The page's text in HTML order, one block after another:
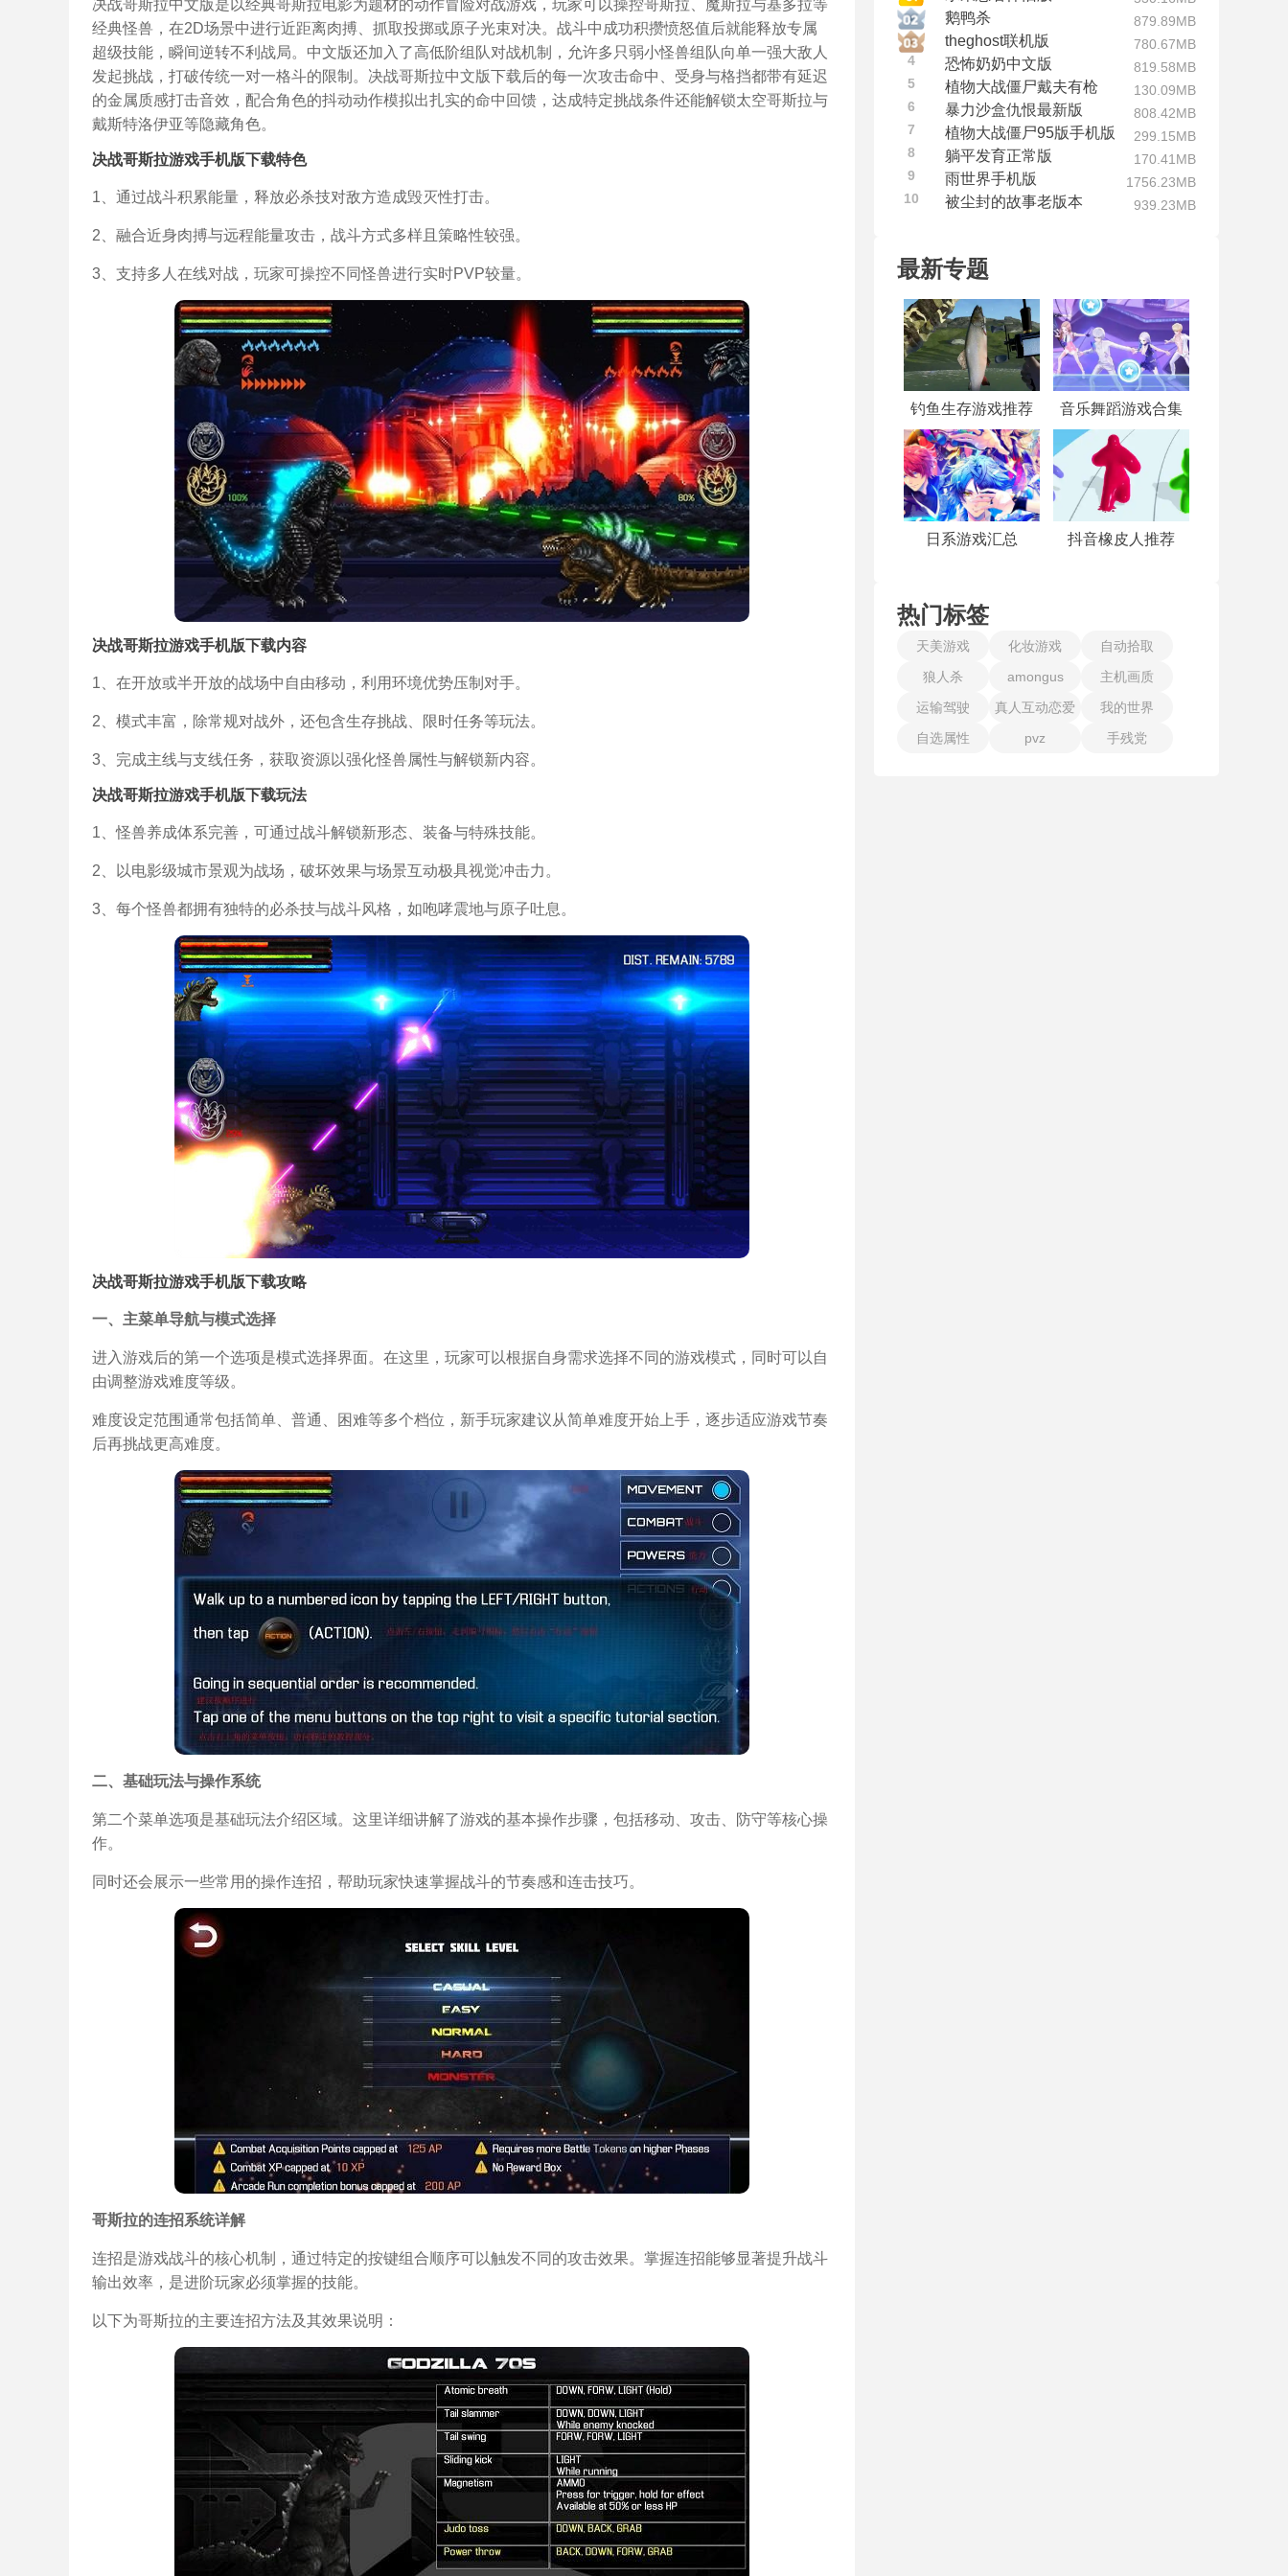
决战哥斯拉中文版是以经典哥斯拉电影为题材的动作冒险对战游戏，玩家可以操控哥斯拉、魔斯拉与基多拉等
经典怪兽，在2D场景中进行近距离肉搏、抓取投掷或原子光束对决。战斗中成功积攒愤怒值后就能释放专属
超级技能，瞬间逆转不利战局。中文版还加入了高低阶组队对战机制，允许多只弱小怪兽组队向单一强大敌人
发起挑战，打破传统一对一格斗的限制。决战哥斯拉中文版下载后的每一次攻击命中、受身与格挡都带有延迟
的金属质感打击音效，配合角色的抖动动作模拟出扎实的命中回馈，达成特定挑战条件还能解锁太空哥斯拉与
戴斯特洛伊亚等隐藏角色。
决战哥斯拉游戏手机版下载特色
1、通过战斗积累能量，释放必杀技对敌方造成毁灭性打击。
2、融合近身肉搏与远程能量攻击，战斗方式多样且策略性较强。
3、支持多人在线对战，玩家可操控不同怪兽进行实时PVP较量。
决战哥斯拉游戏手机版下载内容
1、在开放或半开放的战场中自由移动，利用环境优势压制对手。
2、模式丰富，除常规对战外，还包含生存挑战、限时任务等玩法。
3、完成主线与支线任务，获取资源以强化怪兽属性与解锁新内容。
决战哥斯拉游戏手机版下载玩法
1、怪兽养成体系完善，可通过战斗解锁新形态、装备与特殊技能。
2、以电影级城市景观为战场，破坏效果与场景互动极具视觉冲击力。
3、每个怪兽都拥有独特的必杀技与战斗风格，如咆哮震地与原子吐息。
决战哥斯拉游戏手机版下载攻略
一、主菜单导航与模式选择
进入游戏后的第一个选项是模式选择界面。在这里，玩家可以根据自身需求选择不同的游戏模式，同时可以自
由调整游戏难度等级。
难度设定范围通常包括简单、普通、困难等多个档位，新手玩家建议从简单难度开始上手，逐步适应游戏节奏
后再挑战更高难度。
二、基础玩法与操作系统
第二个菜单选项是基础玩法介绍区域。这里详细讲解了游戏的基本操作步骤，包括移动、攻击、防守等核心操
作。
同时还会展示一些常用的操作连招，帮助玩家快速掌握战斗的节奏感和连击技巧。
哥斯拉的连招系统详解
连招是游戏战斗的核心机制，通过特定的按键组合顺序可以触发不同的攻击效果。掌握连招能够显著提升战斗
输出效率，是进阶玩家必须掌握的技能。
以下为哥斯拉的主要连招方法及其效果说明：
鹅鸭杀 879.89MB
theghost联机版
780.67MB
4
恐怖奶奶中文版
819.58MB
5
植物大战僵尸戴夫有枪
130.09MB
6
暴力沙盒仇恨最新版
808.42MB
7
植物大战僵尸95版手机版
299.15MB
8
躺平发育正常版
170.41MB
9
雨世界手机版
1756.23MB
10
被尘封的故事老版本 939.23MB
最新专题
钓鱼生存游戏推荐 音乐舞蹈游戏合集
日系游戏汇总 抖音橡皮人推荐
热门标签
天美游戏 化妆游戏
自动拾取
狼人杀
amongus
主机画质
运输驾驶
真人互动恋爱
我的世界
自选属性
pvz 手残党